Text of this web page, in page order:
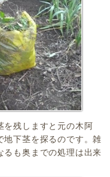
を残しますと元の木阿
地下茎を探るのです。雑
るも奥までの処理は出来